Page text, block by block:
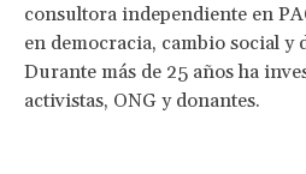
consultora independiente en
en democracia, cambio social y
Durante más de 25 años ha
activistas, ONG y donantes.